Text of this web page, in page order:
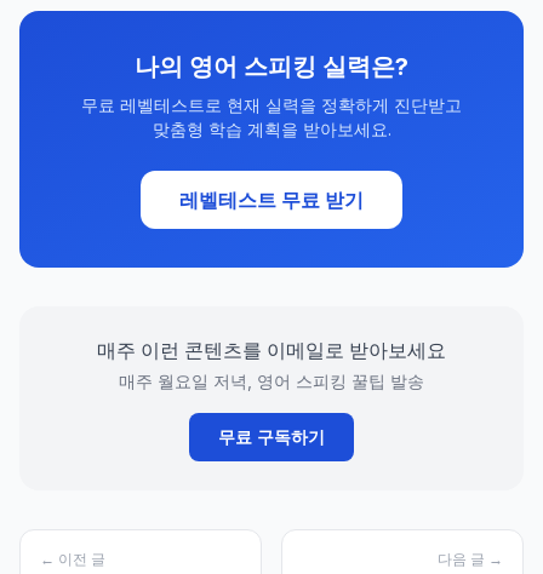
나의 영어 스피킹 실력은?
무료 레벨테스트로 현재 실력을 정확하게 진단받고
맞춤형 학습 계획을 받아보세요.
레벨테스트 무료 받기
매주 이런 콘텐츠를 이메일로 받아보세요
매주 월요일 저녁, 영어 스피킹 꿀팁 발송
무료 구독하기
← 이전 글 다음 글 →